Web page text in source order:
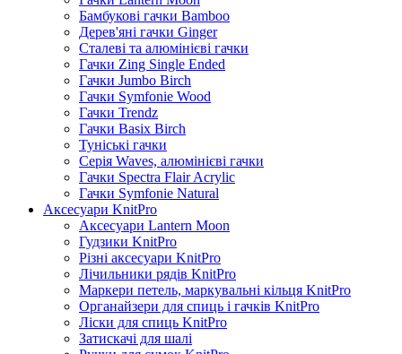
Бамбукові гачки Bamboo
Дерев'яні гачки Ginger
Сталеві та алюмінієві гачки
Гачки Zing Single Ended
Гачки Jumbo Birch
Гачки Symfonie Wood
Гачки Trendz
Гачки Basix Birch
Туніські гачки
Серія Waves, алюмінієві гачки
Гачки Spectra Flair Acrylic
Гачки Symfonie Natural
Аксесуари KnitPro
Аксесуари Lantern Moon
Гудзики KnitPro
Різні аксесуари KnitPro
Лічильники рядів KnitPro
Маркери петель, маркувальні кільця KnitPro
Органайзери для спиць і гачків KnitPro
Ліски для спиць KnitPro
Затискачі для шалі